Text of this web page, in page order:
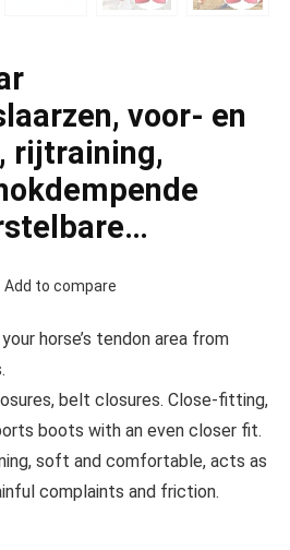
voor- en
rijtraining,
Add to compare
horse’s tendon area from
belt closures. Close-fitting,
boots with an even closer fit.
soft and comfortable, acts as
complaints and friction.